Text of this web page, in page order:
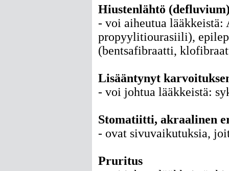
Hiustenlähtö
- voi aiheutua
propyylitiourasiili),
(bentsafibraatti,
Lisääntynyt
- voi johtua lääkkeistä:
Stomatiitti, akraalinen
- ovat sivuvaikutuksia,
Pruritus